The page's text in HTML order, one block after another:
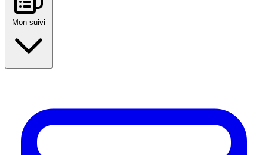
Mon suivi